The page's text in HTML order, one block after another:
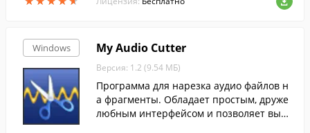
Windows My Audio Cutter
Версия: 1.2 (9.54 МБ)
Программа для нарезка аудио файлов н
а фрагменты. Обладает простым, друже
любным интерфейсом и позволяет выре